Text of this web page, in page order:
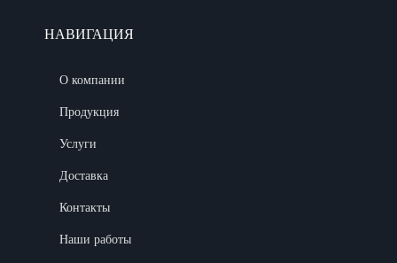
НАВИГАЦИЯ
О компании
Продукция
Услуги
Доставка
Контакты
Наши работы